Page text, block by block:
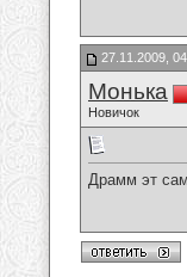
27.11.2009,
Монька
Новичок
Драмм эт